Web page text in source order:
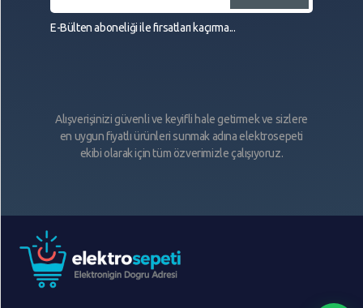
E-Bülten aboneliği ile fırsatları kaçırma...
Alışverişinizi güvenli ve keyifli hale getirmek ve sizlere
en uygun fiyatlı ürünleri sunmak adına elektrosepeti
ekibi olarak için tüm özverimizle çalışıyoruz.